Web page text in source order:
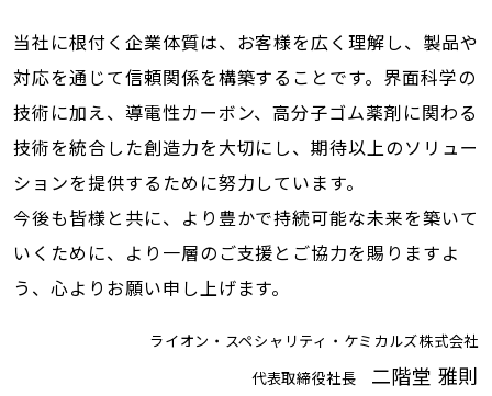
当社に根付く企業体質は、お客様を広く理解し、製品や
対応を通じて信頼関係を構築することです。界面科学の
技術に加え、導電性カーボン、高分子ゴム薬剤に関わる
技術を統合した創造力を大切にし、期待以上のソリュー
ションを提供するために努力しています。
今後も皆様と共に、より豊かで持続可能な未来を築いて
いくために、より一層のご支援とご協力を賜りますよ
う、心よりお願い申し上げます。
ライオン・スペシャリティ・ケミカルズ株式会社
代表取締役社長
二階堂 雅則